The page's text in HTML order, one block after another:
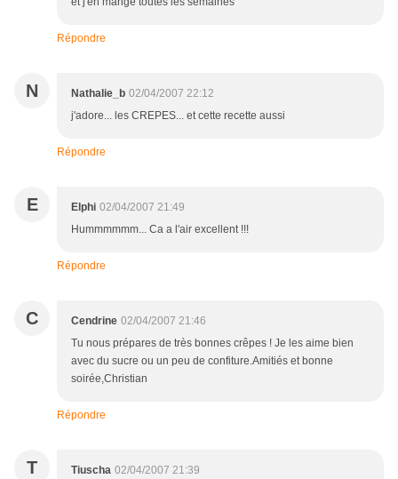
Répondre
N Nathalie_b 02/04/2007 22:12
j'adore... les CREPES... et cette recette aussi
Répondre
E Elphi 02/04/2007 21:49
Hummmmmm... Ca a l'air excellent !!!
Répondre
C Cendrine 02/04/2007 21:46
Tu nous prépares de très bonnes crêpes ! Je les aime bien
avec du sucre ou un peu de confiture.Amitiés et bonne
soirée,Christian
Répondre
T Tiuscha 02/04/2007 21:39